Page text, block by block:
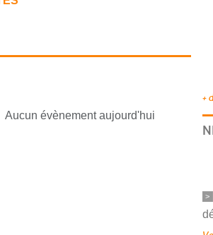
Aucun évènement aujourd'hui
+